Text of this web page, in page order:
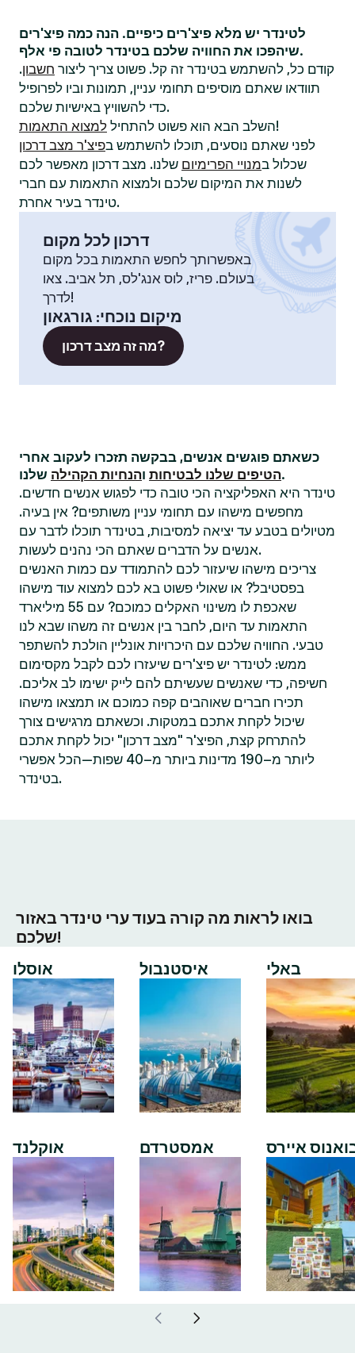
לטינדר יש מלא פיצ'רים כיפיים. הנה כמה פיצ'רים
שיהפכו את החוויה שלכם בטינדר לטובה פי אלף.
קודם כל, להשתמש בטינדר זה קל. פשוט צריך ליצור חשבון.
תוודאו שאתם מוסיפים תחומי עניין, תמונות וביו לפרופיל
כדי להשוויץ באישיות שלכם.
השלב הבא הוא פשוט להתחיל למצוא התאמות
!
לפני שאתם נוסעים, תוכלו להשתמש בפיצ'ר מצב דרכון
שכלול במנויי הפרימיום שלנו. מצב דרכון מאפשר לכם
לשנות את המיקום שלכם ולמצוא התאמות עם חברי
טינדר בעיר אחרת.
דרכון לכל מקום
באפשרותך לחפש התאמות בכל מקום
בעולם. פריז, לוס אנג'לס, תל אביב. צאו
לדרך!
מיקום נוכחי: גורגאון
מה זה מצב דרכון?
כשאתם פוגשים אנשים, בבקשה תזכרו לעקוב אחרי
הטיפים שלנו לבטיחות והנחיות הקהילה
שלנו.
טינדר היא האפליקציה הכי טובה כדי לפגוש אנשים חדשים.
מחפשים מישהו עם תחומי עניין משותפים? אין בעיה.
מטיולים בטבע עד יציאה למסיבות, בטינדר תוכלו לדבר עם
אנשים על הדברים שאתם הכי נהנים לעשות.
צריכים מישהו שיעזור לכם להתמודד עם כמות האנשים
בפסטיבל? או שאולי פשוט בא לכם למצוא עוד מישהו
שאכפת לו משינוי האקלים כמוכם? עם 55 מיליארד
התאמות עד היום, לחבר בין אנשים זה משהו שבא לנו
טבעי. החוויה שלכם עם היכרויות אונליין הולכת להשתפר
ממש: לטינדר יש פיצ'רים שיעזרו לכם לקבל מקסימום
חשיפה, כדי שאנשים שעשיתם להם לייק ישימו לב אליכם.
תכירו חברים שאוהבים קפה כמוכם או תמצאו מישהו
שיכול לקחת אתכם במטקות. וכשאתם מרגישים צורך
להתרחק קצת, הפיצ'ר "מצב דרכון" יכול לקחת אתכם
ליותר מ–190 מדינות ביותר מ–40 שפות—הכל אפשרי
בטינדר.
בואו לראות מה קורה בעוד ערי טינדר באזור
שלכם!
אוסלו
אוקלנד
איסטנבול
אמסטרדם
באלי
איירס